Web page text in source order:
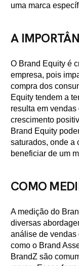
uma marca
A
O Brand Equity é
empresa, pois
compra dos
Equity tendem a
resulta em
crescimento
Brand Equity
saturados, onde a
beneficiar de um
COMO
A medição do
diversas
análise de vendas
como o Brand
BrandZ são